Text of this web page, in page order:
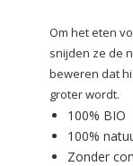
Om het eten
snijden ze de
beweren dat
groter wordt.
100% BIO
100%
Zonder